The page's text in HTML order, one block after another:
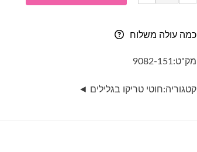
של
טריקו
082-
מלנג'
כמה עולה משלוח
מק"ט:9082-151
קטגוריה:חוטי טריקו בגלילים ◄